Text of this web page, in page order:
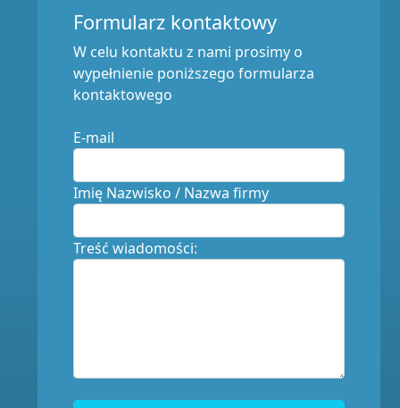
Formularz kontaktowy
W celu kontaktu z nami prosimy o
wypełnienie poniższego formularza
kontaktowego
E-mail
Imię Nazwisko / Nazwa firmy
Treść wiadomości: